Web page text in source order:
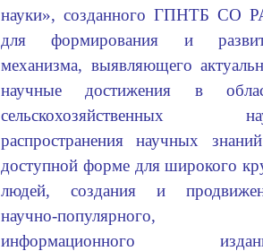
науки», созданного ГПНТБ СО
для формирования и
механизма, выявляющего
научные достижения в
сельскохозяйственных
распространения научных
доступной форме для широкого
людей, создания и
научно-популярного,
информационного